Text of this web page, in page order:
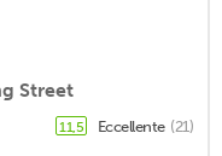
Street
11,5 Eccellente (21)